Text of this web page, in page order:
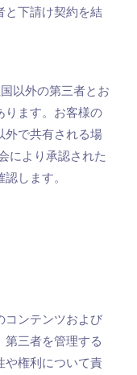
と下請け契約を結
以外の第三者とお
ります。お客様の
外で共有される場
により承認された
します。
コンテンツおよび
第三者を管理する
や権利について責